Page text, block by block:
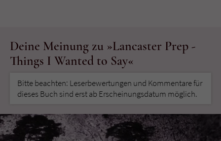
Deine Meinung zu »Lancaster Prep -
Things I Wanted to Say«
Bitte beachten: Leserbewertungen und Kommentare für
dieses Buch sind erst ab Erscheinungsdatum möglich.